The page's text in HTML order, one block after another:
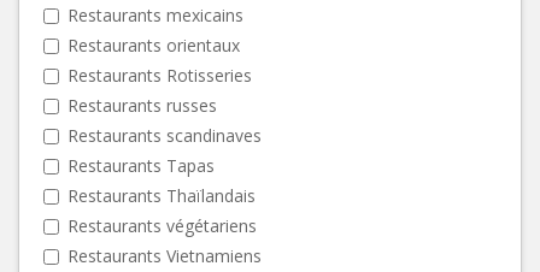
Restaurants mexicains
Restaurants orientaux
Restaurants Rotisseries
Restaurants russes
Restaurants scandinaves
Restaurants Tapas
Restaurants Thaïlandais
Restaurants végétariens
Restaurants Vietnamiens